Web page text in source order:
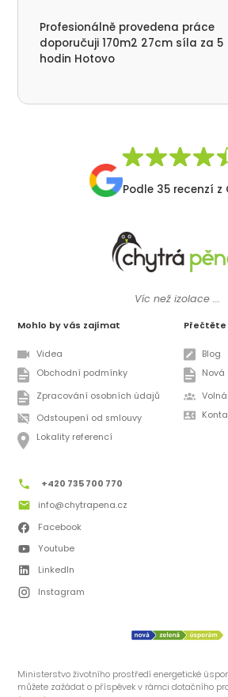
Profesionálně provedena práce
doporučuji 170m2 27cm síla za 5
hodin Hotovo
Podle 35 recenzí z
Víc než izolace ...
Mohlo by vás zajímat
Videa
Obchodní podmínky
Zpracování osobních údajů
Odstoupení od smlouvy
Lokality referencí
Přečtěte
Blog
Nová
+420 735 700 770
info@chytrapena.cz
Facebook
Youtube
LinkedIn
Instagram
Ministerstvo životního prostředí energetické
můžete zažádat o příspěvek v rámci dotačního